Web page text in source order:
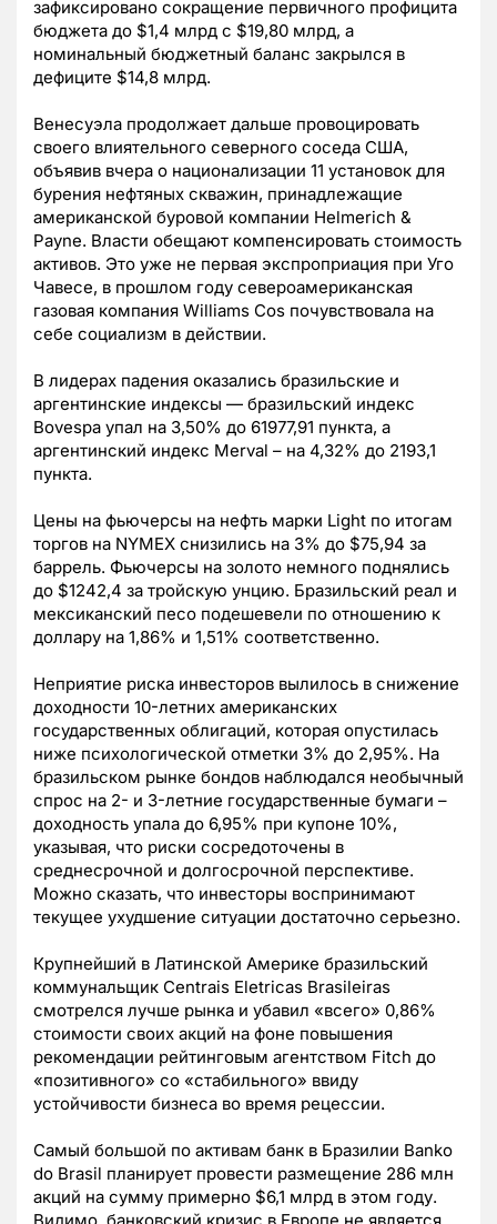
зафиксировано сокращение первичного профицита
бюджета до $1,4 млрд с $19,80 млрд, а
номинальный бюджетный баланс закрылся в
дефиците $14,8 млрд.
Венесуэла продолжает дальше провоцировать
своего влиятельного северного соседа США,
объявив вчера о национализации 11 установок для
бурения нефтяных скважин, принадлежащие
американской буровой компании Helmerich &
Payne. Власти обещают компенсировать стоимость
активов. Это уже не первая экспроприация при Уго
Чавесе, в прошлом году североамериканская
газовая компания Williams Cos почувствовала на
себе социализм в действии.
В лидерах падения оказались бразильские и
аргентинские индексы — бразильский индекс
Bovespa упал на 3,50% до 61977,91 пункта, а
аргентинский индекс Merval – на 4,32% до 2193,1
пункта.
Цены на фьючерсы на нефть марки Light по итогам
торгов на NYMEX снизились на 3% до $75,94 за
баррель. Фьючерсы на золото немного поднялись
до $1242,4 за тройскую унцию. Бразильский реал и
мексиканский песо подешевели по отношению к
доллару на 1,86% и 1,51% соответственно.
Неприятие риска инвесторов вылилось в снижение
доходности 10-летних американских
государственных облигаций, которая опустилась
ниже психологической отметки 3% до 2,95%. На
бразильском рынке бондов наблюдался необычный
спрос на 2- и 3-летние государственные бумаги –
доходность упала до 6,95% при купоне 10%,
указывая, что риски сосредоточены в
среднесрочной и долгосрочной перспективе.
Можно сказать, что инвесторы воспринимают
текущее ухудшение ситуации достаточно серьезно.
Крупнейший в Латинской Америке бразильский
коммунальщик Centrais Eletricas Brasileiras
смотрелся лучше рынка и убавил «всего» 0,86%
стоимости своих акций на фоне повышения
рекомендации рейтинговым агентством Fitch до
«позитивного» со «стабильного» ввиду
устойчивости бизнеса во время рецессии.
Самый большой по активам банк в Бразилии Banko
do Brasil планирует провести размещение 286 млн
акций на сумму примерно $6,1 млрд в этом году.